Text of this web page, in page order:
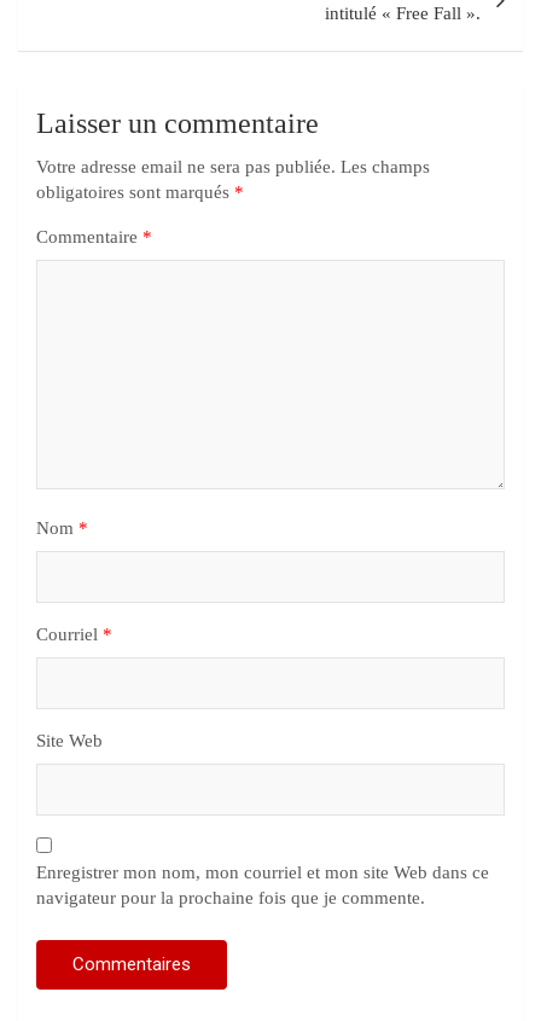
intitulé « Free Fall ».
Laisser un commentaire
Votre adresse email ne sera pas publiée. Les champs
obligatoires sont marqués *
Commentaire *
Nom *
Courriel *
Site Web
Enregistrer mon nom, mon courriel et mon site Web dans ce
navigateur pour la prochaine fois que je commente.